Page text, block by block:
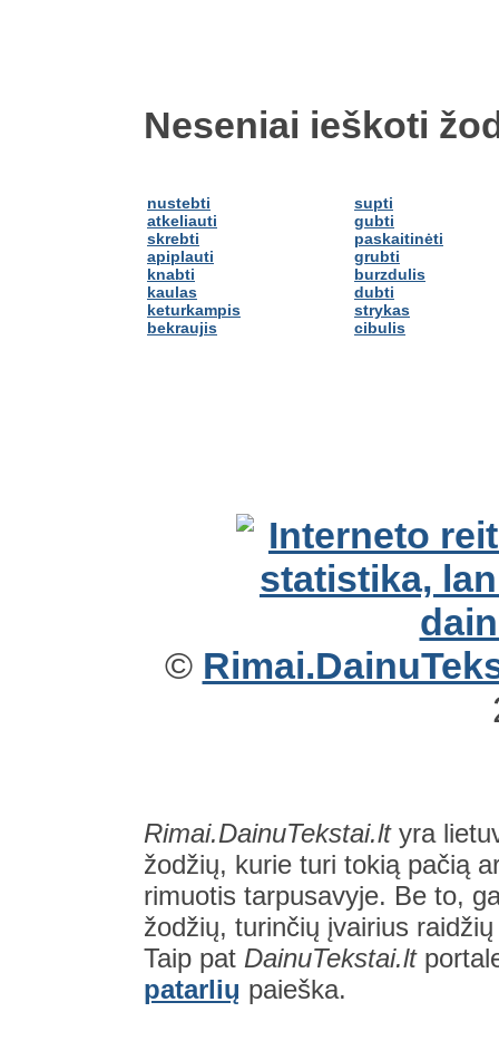
Neseniai ieškoti
nustebti
atkeliauti
skrebti
apiplauti
knabti
kaulas
keturkampis
bekraujis
supti
gubti
paskaitinėti
grubti
burzdulis
dubti
strykas
cibulis
©
Rimai.DainuTekstai.ltyra
žodžių, kurie turi tokią pačią
rimuotis tarpusavyje. Be to,
žodžių, turinčių įvairius
Taip pat DainuTekstai.lt
patarlių paieška.